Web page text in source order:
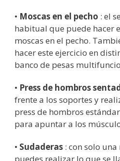
• Moscas en el pecho : el
habitual que puede hacer
moscas en el pecho.
hacer este ejercicio en
banco de pesas
• Press de hombros
frente a los soportes y
press de hombros
para apuntar a los
• Sudaderas : con solo